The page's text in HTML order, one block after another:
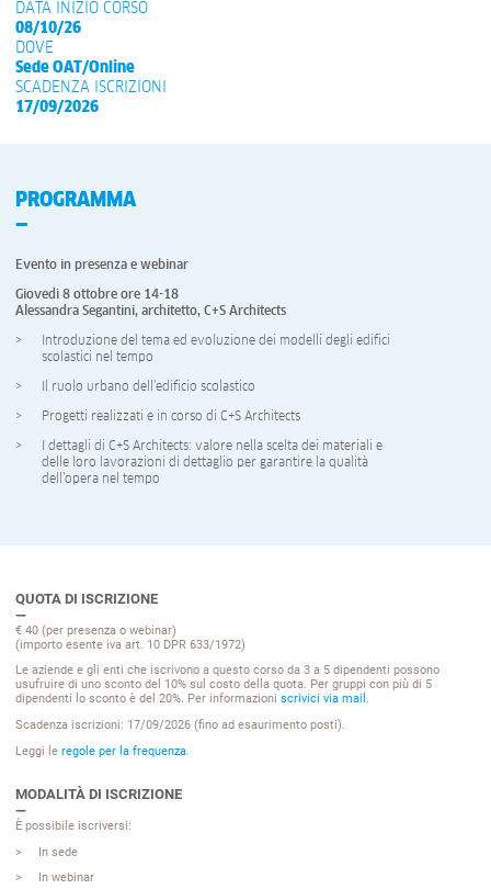
DATA INIZIO CORSO
08/10/26
DOVE
Sede OAT/Online
SCADENZA ISCRIZIONI
17/09/2026
PROGRAMMA
Evento in presenza e webinar
Giovedì 8 ottobre ore 14-18
Alessandra Segantini, architetto, C+S Architects
Introduzione del tema ed evoluzione dei modelli degli edifici
scolastici nel tempo
Il ruolo urbano dell’edificio scolastico
Progetti realizzati e in corso di C+S Architects
I dettagli di C+S Architects: valore nella scelta dei materiali e
delle loro lavorazioni di dettaglio per garantire la qualità
dell’opera nel tempo
QUOTA DI ISCRIZIONE
€ 40 (per presenza o webinar)
(importo esente iva art. 10 DPR 633/1972)
Le aziende e gli enti che iscrivono a questo corso da 3 a 5 dipendenti possono
usufruire di uno sconto del 10% sul costo della quota. Per gruppi con più di 5
dipendenti lo sconto è del 20%. Per informazioni scrivici via mail .
Scadenza iscrizioni: 17/09/2026 (fino ad esaurimento posti).
Leggi le regole per la frequenza.
MODALITÀ DI ISCRIZIONE
È possibile iscriversi:
In sede
In webinar